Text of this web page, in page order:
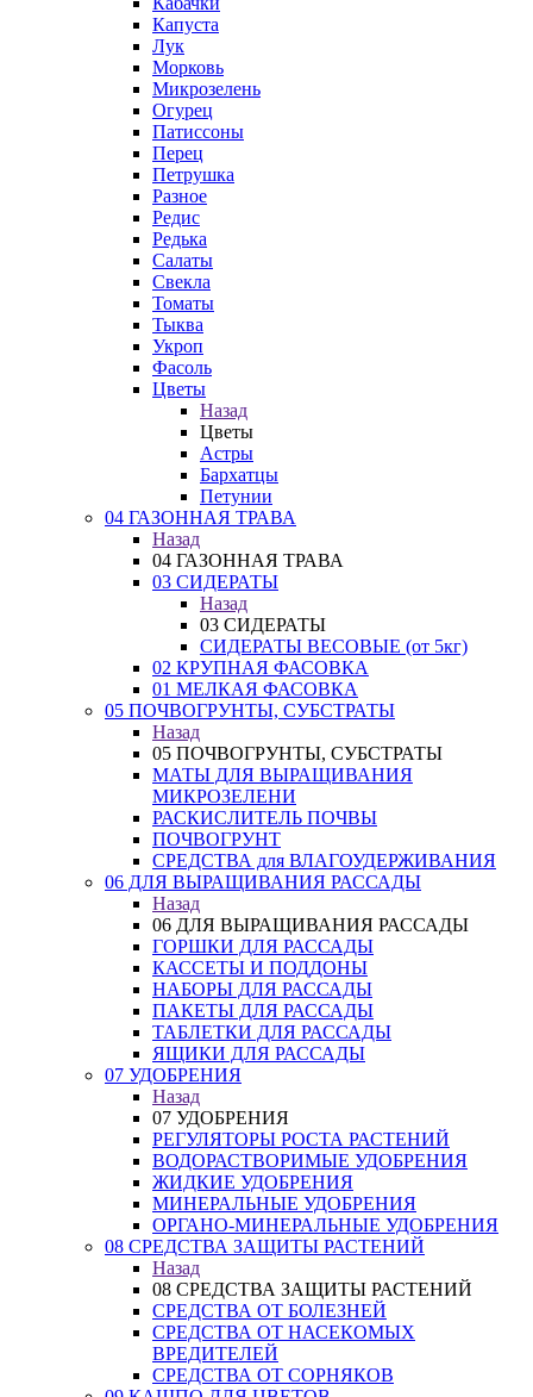
Капуста
Лук
Морковь
Микрозелень
Огурец
Патиссоны
Перец
Петрушка
Разное
Редис
Редька
Салаты
Свекла
Томаты
Тыква
Укроп
Фасоль
Цветы
Назад
Цветы
Астры
Бархатцы
Петунии
04 ГАЗОННАЯ ТРАВА
Назад
04 ГАЗОННАЯ ТРАВА
03 СИДЕРАТЫ
Назад
03 СИДЕРАТЫ
СИДЕРАТЫ ВЕСОВЫЕ (от 5кг)
02 КРУПНАЯ ФАСОВКА
01 МЕЛКАЯ ФАСОВКА
05 ПОЧВОГРУНТЫ, СУБСТРАТЫ
Назад
05 ПОЧВОГРУНТЫ, СУБСТРАТЫ
МАТЫ ДЛЯ ВЫРАЩИВАНИЯ
МИКРОЗЕЛЕНИ
РАСКИСЛИТЕЛЬ ПОЧВЫ
ПОЧВОГРУНТ
СРЕДСТВА для ВЛАГОУДЕРЖИВАНИЯ
06 ДЛЯ ВЫРАЩИВАНИЯ РАССАДЫ
Назад
06 ДЛЯ ВЫРАЩИВАНИЯ РАССАДЫ
ГОРШКИ ДЛЯ РАССАДЫ
КАССЕТЫ И ПОДДОНЫ
НАБОРЫ ДЛЯ РАССАДЫ
ПАКЕТЫ ДЛЯ РАССАДЫ
ТАБЛЕТКИ ДЛЯ РАССАДЫ
ЯЩИКИ ДЛЯ РАССАДЫ
07 УДОБРЕНИЯ
Назад
07 УДОБРЕНИЯ
РЕГУЛЯТОРЫ РОСТА РАСТЕНИЙ
ВОДОРАСТВОРИМЫЕ УДОБРЕНИЯ
ЖИДКИЕ УДОБРЕНИЯ
МИНЕРАЛЬНЫЕ УДОБРЕНИЯ
ОРГАНО-МИНЕРАЛЬНЫЕ УДОБРЕНИЯ
08 СРЕДСТВА ЗАЩИТЫ РАСТЕНИЙ
Назад
08 СРЕДСТВА ЗАЩИТЫ РАСТЕНИЙ
СРЕДСТВА ОТ БОЛЕЗНЕЙ
СРЕДСТВА ОТ НАСЕКОМЫХ
ВРЕДИТЕЛЕЙ
СРЕДСТВА ОТ СОРНЯКОВ